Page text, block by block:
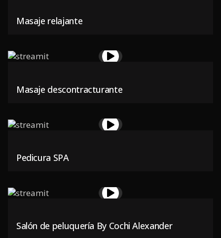
Masaje relajante
Masaje descontracturante
Pedicura SPA
Salón de peluquería By Cochi Alexander